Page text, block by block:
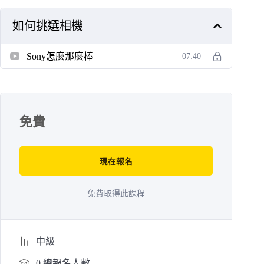
如何挑選相機
Sony怎麼那麼棒 07:40
免費
現在報名
免費取得此課程
中級